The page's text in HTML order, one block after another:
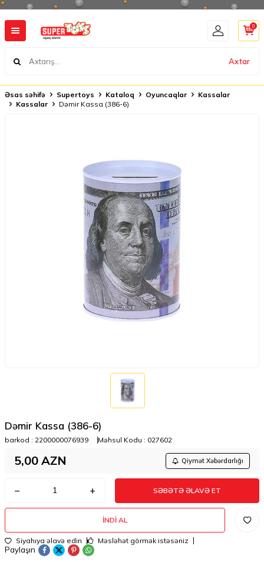
Axtar
0
Əsas səhifə Supertoys Kataloq Oyuncaqlar
Kassalar
Kassalar
Dəmir Kassa (386-6)
Dəmir Kassa (386-6)
barkod : 2200000076939 Məhsul Kodu : 027602
5,00 AZN Qiymət Xəbərdarlığı
SƏBƏTƏ ƏLAVƏ ET
İNDI AL
Siyahıya əlavə edin Məsləhət görmək istəsəniz
Paylaşın